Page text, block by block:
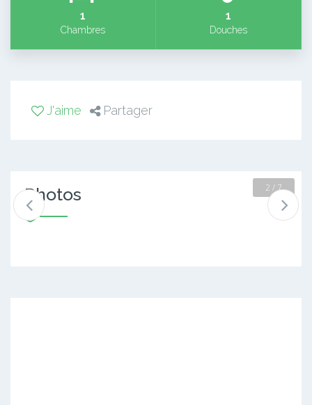
1
Chambres
1
Douches
J'aime Partager
Photos 2 / 7